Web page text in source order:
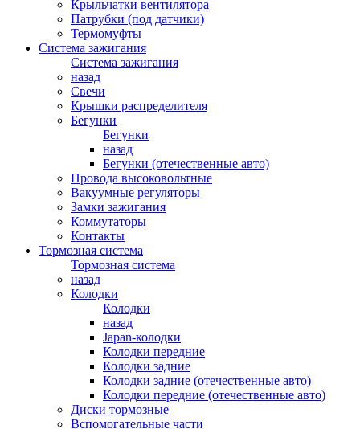
Крыльчатки вентилятора
Патрубки (под датчики)
Термомуфты
Система зажигания
Система зажигания
назад
Свечи
Крышки распределителя
Бегунки
Бегунки
назад
Бегунки (отечественные авто)
Провода высоковольтные
Вакуумные регуляторы
Замки зажигания
Коммутаторы
Контакты
Тормозная система
Тормозная система
назад
Колодки
Колодки
назад
Japan-колодки
Колодки передние
Колодки задние
Колодки задние (отечественные авто)
Колодки передние (отечественные авто)
Диски тормозные
Вспомогательные части